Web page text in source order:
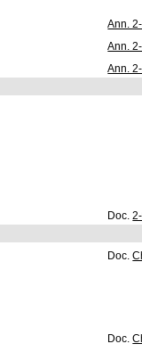
Ann.
Ann.
Ann.
Doc.
Doc.
Doc.